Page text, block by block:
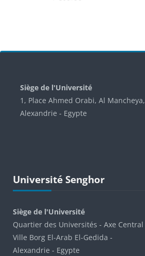
Siège de l'Université
1, Place Ahmed Orabi, Al Mancheya,
Alexandrie - Egypte
Université Senghor
Siège de l'Université
Quartier des Universités - Axe Central
Ville Borg El-Arab El-Gedida -
Alexandrie - Egypte